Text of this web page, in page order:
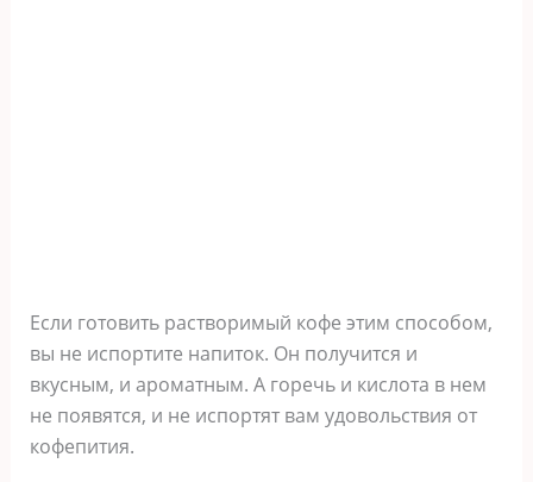
Если готовить растворимый кофе этим способом,
вы не испортите напиток. Он получится и
вкусным, и ароматным. А горечь и кислота в нем
не появятся, и не испортят вам удовольствия от
кофепития.